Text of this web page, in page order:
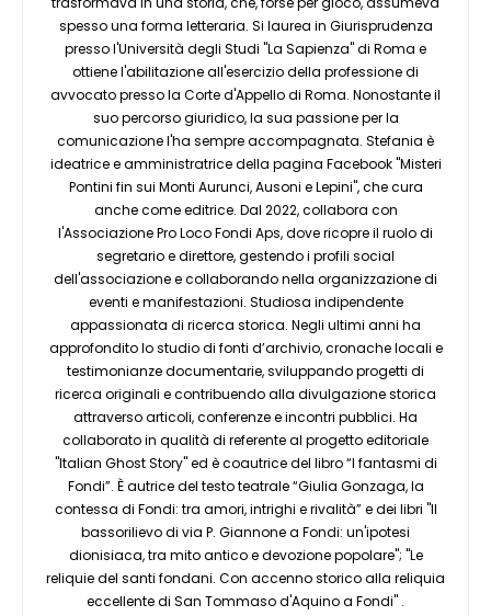
spesso una forma letteraria. Si laurea in Giurisprudenza
presso l'Università degli Studi "La Sapienza" di Roma e
ottiene l'abilitazione all'esercizio della professione di
avvocato presso la Corte d'Appello di Roma. Nonostante il
suo percorso giuridico, la sua passione per la
comunicazione l'ha sempre accompagnata. Stefania è
ideatrice e amministratrice della pagina Facebook "Misteri
Pontini fin sui Monti Aurunci, Ausoni e Lepini", che cura
anche come editrice. Dal 2022, collabora con
l'Associazione Pro Loco Fondi Aps, dove ricopre il ruolo di
segretario e direttore, gestendo i profili social
dell'associazione e collaborando nella organizzazione di
eventi e manifestazioni. Studiosa indipendente
appassionata di ricerca storica. Negli ultimi anni ha
approfondito lo studio di fonti d’archivio, cronache locali e
testimonianze documentarie, sviluppando progetti di
ricerca originali e contribuendo alla divulgazione storica
attraverso articoli, conferenze e incontri pubblici. Ha
collaborato in qualità di referente al progetto editoriale
"Italian Ghost Story" ed è coautrice del libro “I fantasmi di
Fondi”. È autrice del testo teatrale “Giulia Gonzaga, la
contessa di Fondi: tra amori, intrighi e rivalità” e dei libri "Il
bassorilievo di via P. Giannone a Fondi: un'ipotesi
dionisiaca, tra mito antico e devozione popolare"; "Le
reliquie del santi fondani. Con accenno storico alla reliquia
eccellente di San Tommaso d'Aquino a Fondi" .